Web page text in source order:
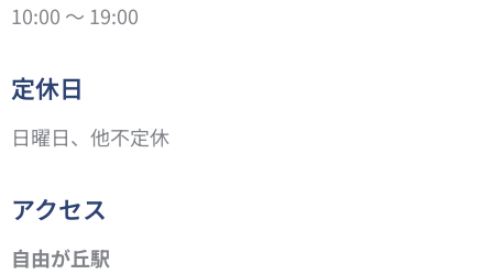
10:00 ～ 19:00
定休日
日曜日、他不定休
アクセス
自由が丘駅